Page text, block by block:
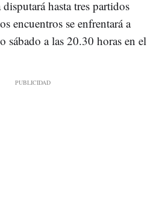
disputará hasta tres partidos
encuentros se enfrentará a
sábado a las 20.30 horas en el